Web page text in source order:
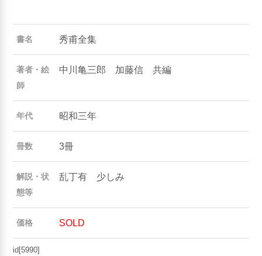
書名 秀甫全集
著者・絵
師
中川亀三郎 加藤信 共編
年代 昭和三年
冊数 3冊
解説・状
態等
乱丁有 少しみ
価格 SOLD
id[5990]